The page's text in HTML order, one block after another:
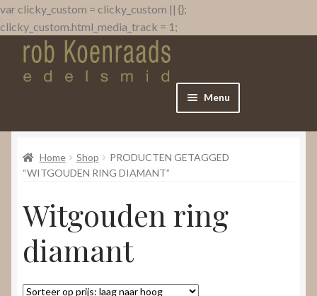
var clicky_custom = clicky_custom || {};
clicky_custom.html_media_track = 1;
Menu
Home
WebShop
Over
Contact
Nieuws
Home Shop
PRODUCTEN GETAGGED
“WITGOUDEN RING DIAMANT”
Witgouden ring
diamant